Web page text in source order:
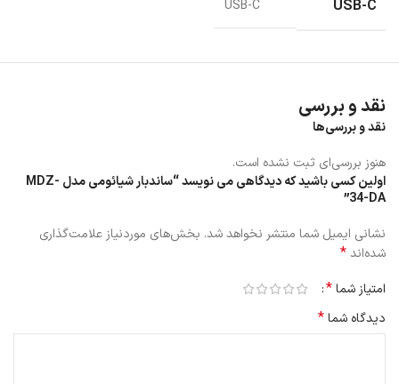
USB-C
USB-C
نقد و بررسی
نقد و بررسی‌ها
هنوز بررسی‌ای ثبت نشده است.
اولین کسی باشید که دیدگاهی می نویسد “ساندبار شیائومی مدل MDZ-
34-DA”
نشانی ایمیل شما منتشر نخواهد شد. بخش‌های موردنیاز علامت‌گذاری
شده‌اند*
امتیاز شما*
دیدگاه شما*